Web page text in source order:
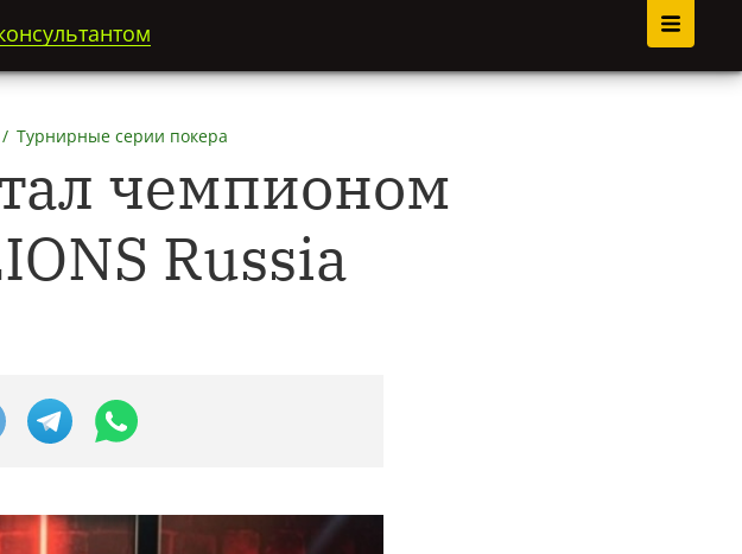
Турнирные серии покера
чемпионом
Russia